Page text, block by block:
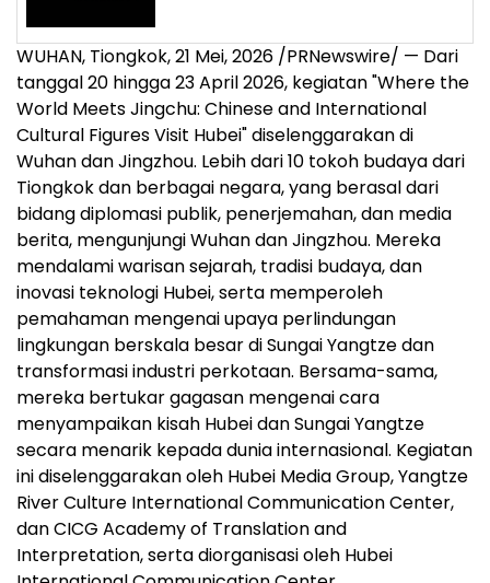
WUHAN, Tiongkok,21 Mei, 2026 /PRNewswire/ — Dari
tanggal 20 hingga 23 April 2026, kegiatan "Where the
World Meets Jingchu: Chinese and International
Cultural Figures Visit Hubei" diselenggarakan di
Wuhan dan Jingzhou. Lebih dari 10 tokoh budaya dari
Tiongkok dan berbagai negara, yang berasal dari
bidang diplomasi publik, penerjemahan, dan media
berita, mengunjungi Wuhan dan Jingzhou. Mereka
mendalami warisan sejarah, tradisi budaya, dan
inovasi teknologi Hubei, serta memperoleh
pemahaman mengenai upaya perlindungan
lingkungan berskala besar di Sungai Yangtze dan
transformasi industri perkotaan. Bersama-sama,
mereka bertukar gagasan mengenai cara
menyampaikan kisah Hubei dan Sungai Yangtze
secara menarik kepada dunia internasional. Kegiatan
ini diselenggarakan oleh Hubei Media Group, Yangtze
River Culture International Communication Center,
dan CICG Academy of Translation and
Interpretation, serta diorganisasi oleh Hubei